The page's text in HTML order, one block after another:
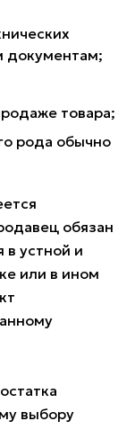
документам;
товара;
рода обычно
обязан
в устной и
или в ином
выбору